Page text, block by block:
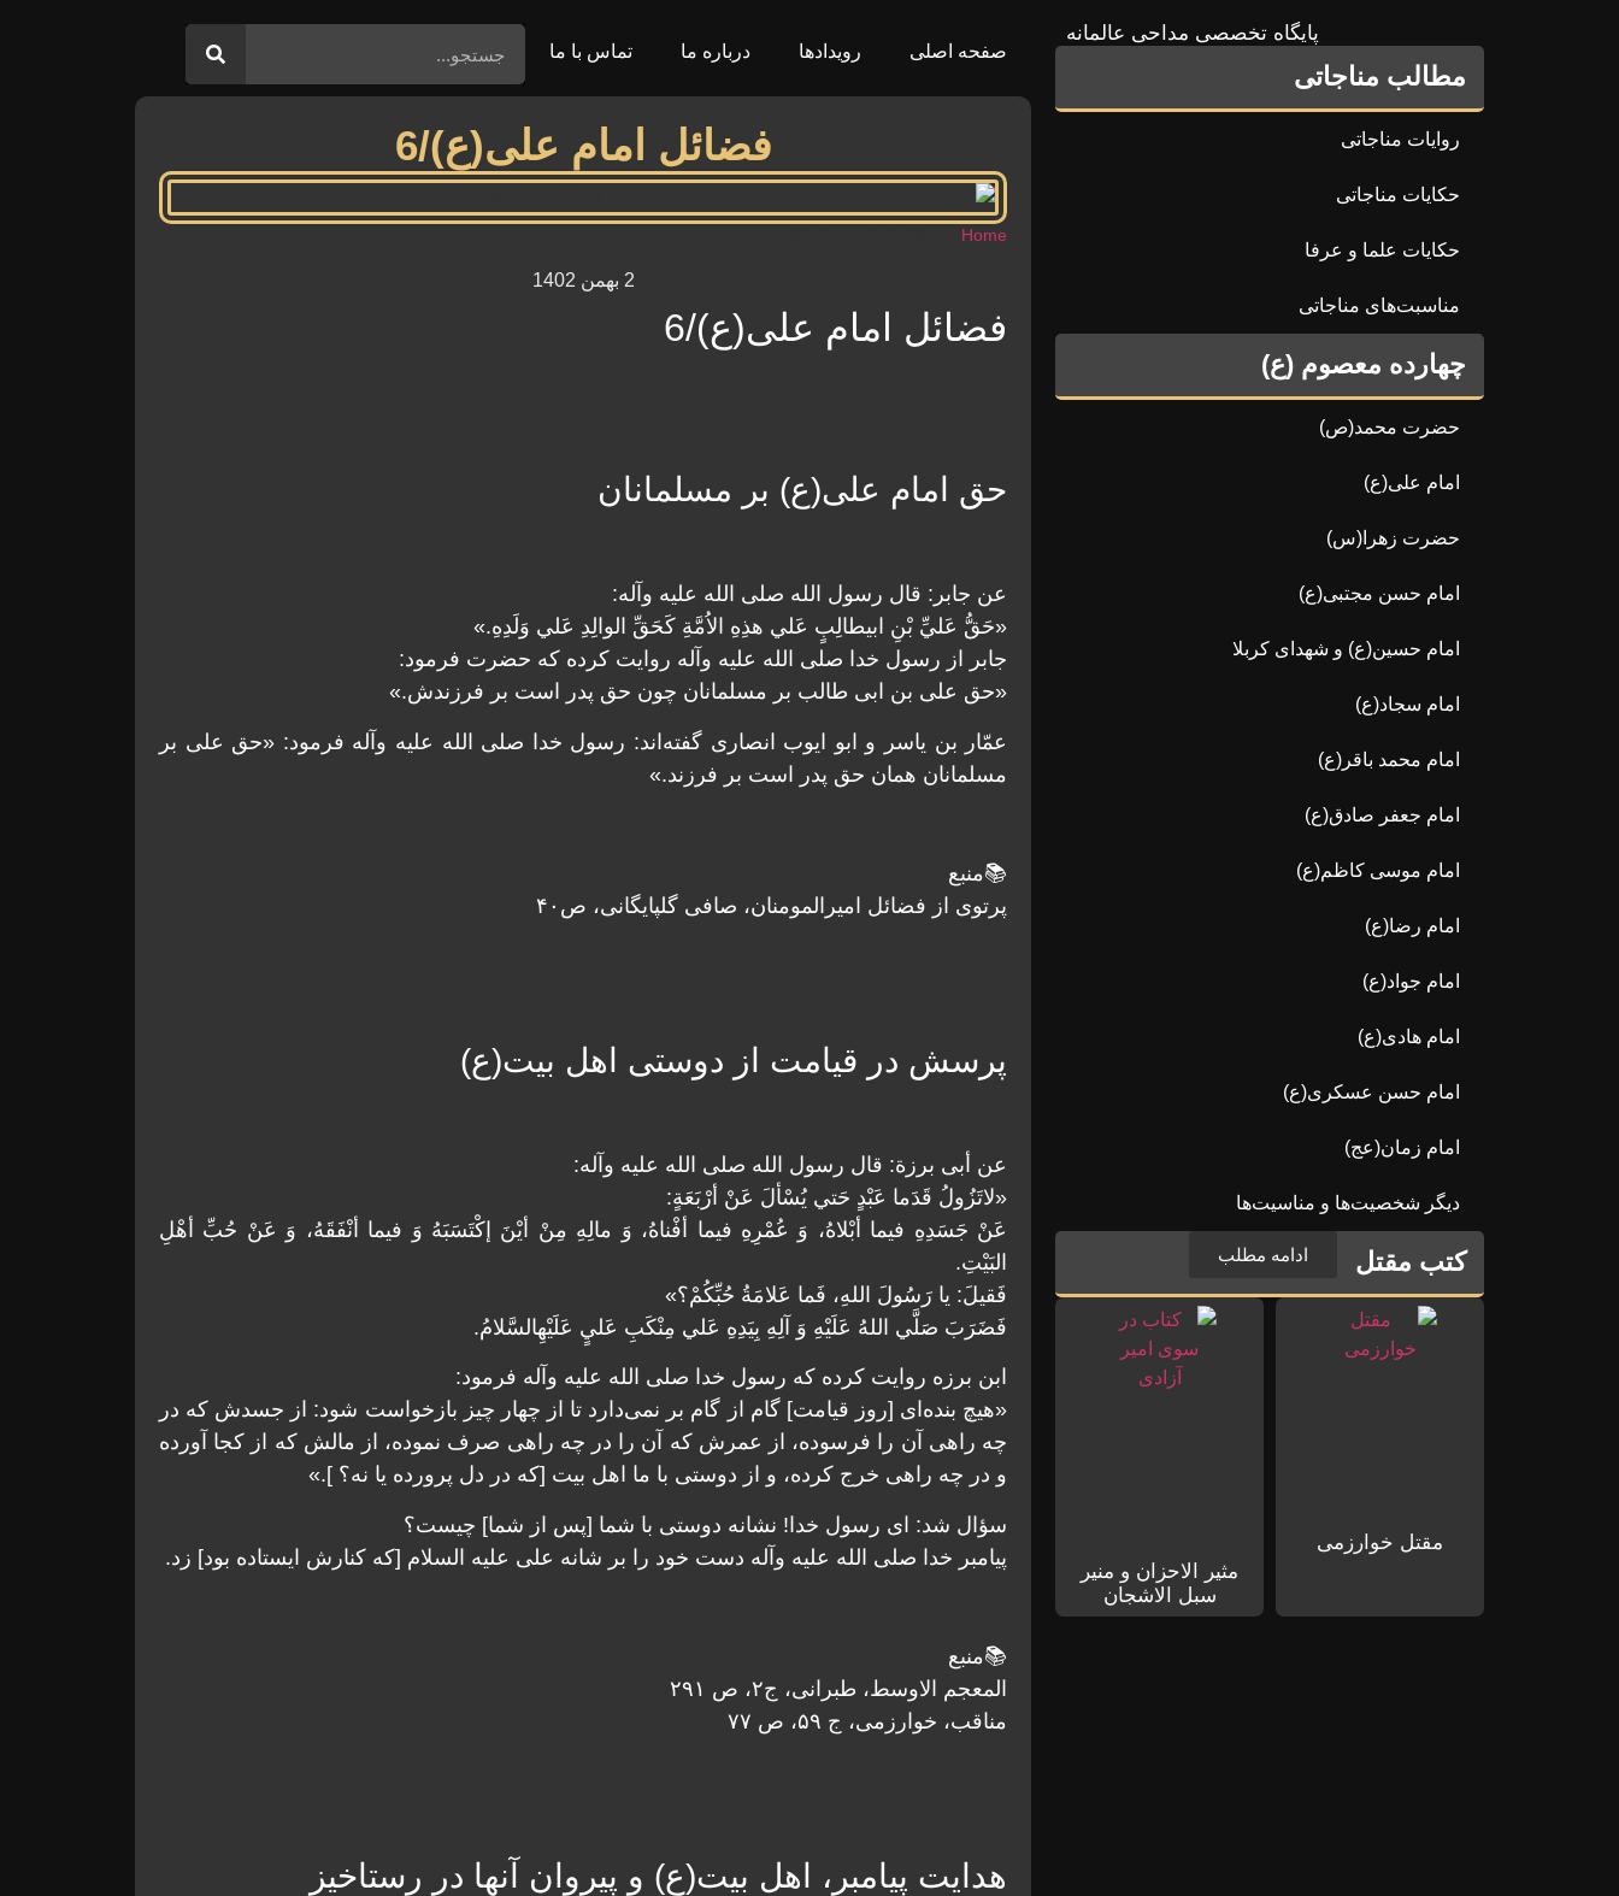
پایگاه تخصصی مداحی عالمانه
مطالب مناجاتی
روایات مناجاتی
حکایات مناجاتی
حکایات علما و عرفا
مناسبت‌های مناجاتی
چهارده معصوم (ع)
حضرت محمد(ص)
امام علی(ع)
حضرت زهرا(س)
امام حسن مجتبی(ع)
امام حسین(ع) و شهدای کربلا
امام سجاد(ع)
امام محمد باقر(ع)
امام جعفر صادق(ع)
امام موسی کاظم(ع)
امام رضا(ع)
امام جواد(ع)
امام هادی(ع)
امام حسن عسکری(ع)
امام زمان(عج)
دیگر شخصیت‌ها و مناسیت‌ها
کتب مقتل ادامه مطلب
مقتل خوارزمی
مثیر الاحزان و منیر
سبل الاشجان
صفحه اصلی رویدادها درباره ما تماس با ما
فضائل امام علی(ع)/6
Home
2 بهمن 1402
فضائل امام علی(ع)/6
حق امام على(ع) بر مسلمانان
عن جابر: قال رسول الله صلى الله عليه وآله:
«حَقُّ عَليِّ بْنِ ابيطالِبٍ عَلي هذِهِ الاُمَّةِ كَحَقِّ الوالِدِ عَلي وَلَدِهِ.»
جابر از رسول خدا صلى الله عليه وآله روايت كرده كه حضرت فرمود:
«حق على بن ابى طالب بر مسلمانان چون حق پدر است بر فرزندش.»
عمّار بن ياسر و ابو ايوب انصارى گفته‌اند: رسول خدا صلى الله عليه وآله فرمود: «حق على بر
مسلمانان همان حق پدر است بر فرزند.»
📚منبع
پرتوی از فضائل امیرالمومنان، صافی گلپایگانی، ص۴۰
پرسش در قيامت از دوستی اهل بیت(ع)
عن أبى برزة: قال رسول الله صلى الله عليه وآله:
«لاتَزُولُ قَدَما عَبْدٍ حَتي يُسْألَ عَنْ أرْبَعَةٍ:
عَنْ جَسَدِهِ فيما أبْلاهُ، وَ عُمْرِهِ فيما أفْناهُ، وَ مالِهِ مِنْ أيْنَ إكْتَسَبَهُ وَ فيما أنْفَقَهُ، وَ عَنْ حُبِّ أهْلِ
البَيْتِ.
فَقيلَ: يا رَسُولَ اللهِ، فَما عَلامَةُ حُبِّكُمْ؟»
فَضَرَبَ صَلَّي اللهُ عَلَيْهِ وَ آلِهِ بِيَدِهِ عَلي مِنْكَبِ عَليٍ عَلَيْهِالسَّلامُ.
ابن برزه روايت كرده كه رسول خدا صلى الله عليه وآله فرمود:
«هيچ بنده‌اى [روز قيامت] گام از گام بر نمى‌دارد تا از چهار چيز بازخواست شود: از جسدش كه در
چه راهى آن را فرسوده، از عمرش كه آن را در چه راهى صرف نموده، از مالش كه از كجا آورده
و در چه راهى خرج كرده، و از دوستى با ما اهل بيت [كه در دل پرورده يا نه؟ ].»
سؤال شد: اى رسول خدا! نشانه دوستى با شما [پس از شما] چيست؟
پيامبر خدا صلى الله عليه وآله دست خود را بر شانه على عليه السلام [كه كنارش ايستاده بود] زد.
📚منبع
المعجم الاوسط، طبرانی، ج۲، ص ۲۹۱
مناقب، خوارزمى، ج ۵۹، ص ۷۷
هدایت پیامبر، اهل بیت(ع) و پیروان آنها در رستاخیز